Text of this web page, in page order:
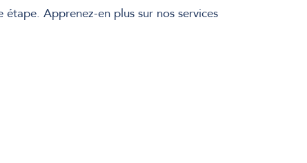
Apprenez-en plus sur nos services